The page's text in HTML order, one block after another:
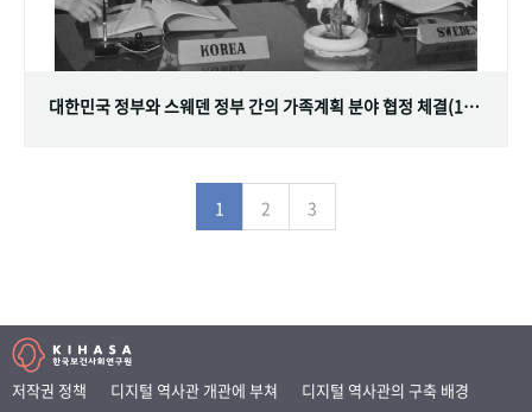
대한민국 정부와 스웨덴 정부 간의 가족계획 분야 협정 체결(1968.07.12)
1 2 3
저작권 정책 디지털 역사관 개관에 부쳐
디지털 역사관의 구축 배경